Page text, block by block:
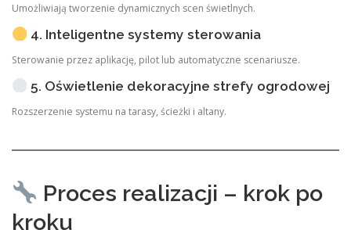
Umożliwiają tworzenie dynamicznych scen świetlnych.
4. Inteligentne systemy sterowania
Sterowanie przez aplikację, pilot lub automatyczne scenariusze.
5. Oświetlenie dekoracyjne strefy ogrodowej
Rozszerzenie systemu na tarasy, ścieżki i altany.
Proces realizacji – krok po
kroku